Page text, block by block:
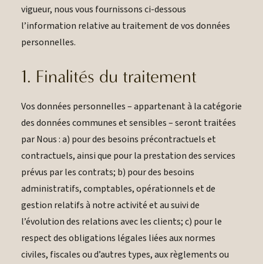
vigueur, nous vous fournissons ci-dessous
l’information relative au traitement de vos données
personnelles.
1. Finalités du traitement
Vos données personnelles – appartenant à la catégorie
des données communes et sensibles – seront traitées
par Nous : a) pour des besoins précontractuels et
contractuels, ainsi que pour la prestation des services
prévus par les contrats; b) pour des besoins
administratifs, comptables, opérationnels et de
gestion relatifs à notre activité et au suivi de
l’évolution des relations avec les clients; c) pour le
respect des obligations légales liées aux normes
civiles, fiscales ou d’autres types, aux règlements ou